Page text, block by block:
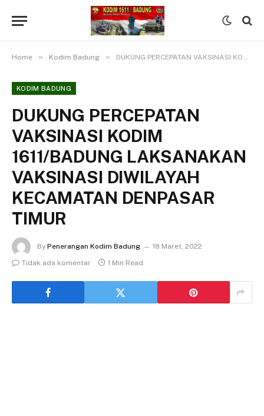
Home » Kodim Badung » DUKUNG PERCEPATAN VAKSINASI KODIM 1611/BADUNG LAKSANAKAN VAKSINASI DIWILAYAH KECAMATAN DENPASAR TIMUR
KODIM BADUNG
DUKUNG PERCEPATAN
VAKSINASI KODIM
1611/BADUNG LAKSANAKAN
VAKSINASI DIWILAYAH
KECAMATAN DENPASAR
TIMUR
By Penerangan Kodim Badung
18 Maret, 2022
Tidak ada komentar
1 Min Read